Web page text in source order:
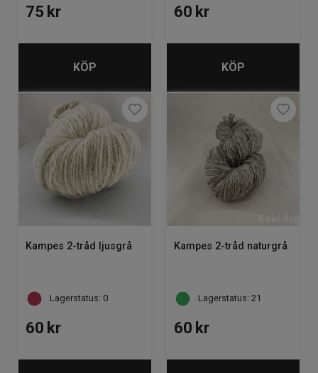
75 kr
KÖP
60 kr
KÖP
Kampes 2-tråd ljusgrå
Lagerstatus: 0
60 kr
Kampes 2-tråd naturgrå
Lagerstatus: 21
60 kr